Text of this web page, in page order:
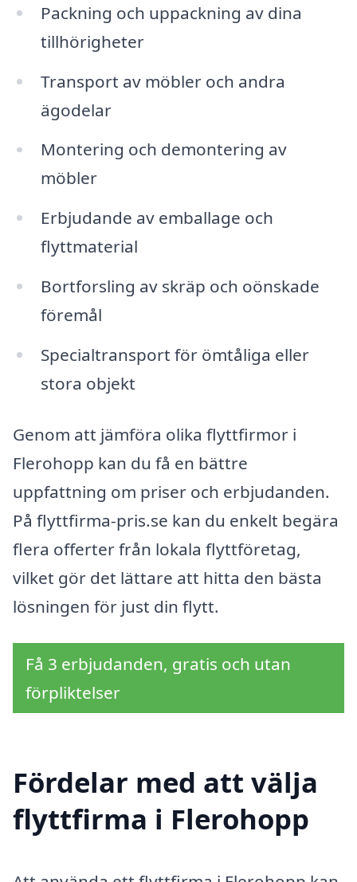
Packning och uppackning av dina
tillhörigheter
Transport av möbler och andra
ägodelar
Montering och demontering av
möbler
Erbjudande av emballage och
flyttmaterial
Bortforsling av skräp och oönskade
föremål
Specialtransport för ömtåliga eller
stora objekt
Genom att jämföra olika flyttfirmor i
Flerohopp kan du få en bättre
uppfattning om priser och erbjudanden.
På flyttfirma-pris.se kan du enkelt begära
flera offerter från lokala flyttföretag,
vilket gör det lättare att hitta den bästa
lösningen för just din flytt.
Få 3 erbjudanden, gratis och utan
förpliktelser
Fördelar med att välja
flyttfirma i Flerohopp